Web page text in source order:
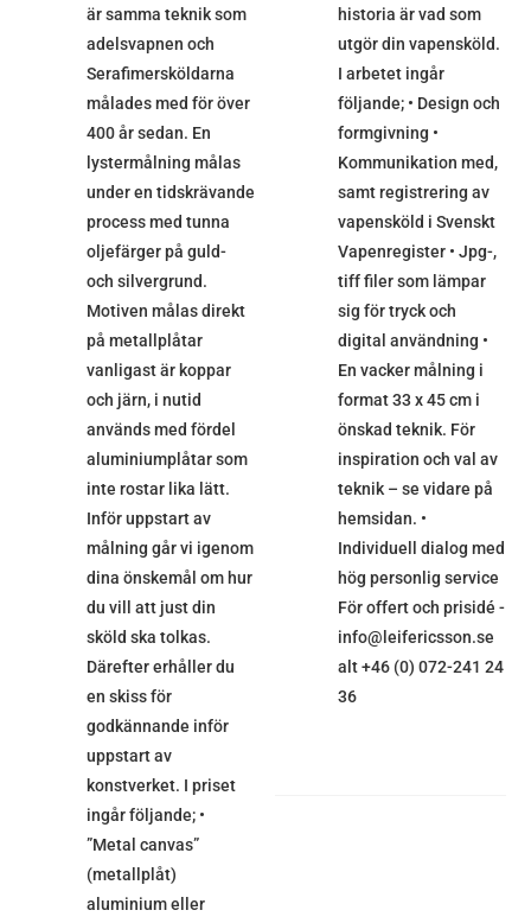
är samma teknik som
adelsvapnen och
Serafimersköldarna
målades med för över
400 år sedan. En
lystermålning målas
under en tidskrävande
process med tunna
oljefärger på guld-
och silvergrund.
Motiven målas direkt
på metallplåtar
vanligast är koppar
och järn, i nutid
används med fördel
aluminiumplåtar som
inte rostar lika lätt.
Inför uppstart av
målning går vi igenom
dina önskemål om hur
du vill att just din
sköld ska tolkas.
Därefter erhåller du
en skiss för
godkännande inför
uppstart av
konstverket. I priset
ingår följande; •
”Metal canvas”
(metallplåt)
aluminium eller
historia är vad som
utgör din vapensköld.
I arbetet ingår
följande; • Design och
formgivning •
Kommunikation med,
samt registrering av
vapensköld i Svenskt
Vapenregister • Jpg-,
tiff filer som lämpar
sig för tryck och
digital användning •
En vacker målning i
format 33 x 45 cm i
önskad teknik. För
inspiration och val av
teknik – se vidare på
hemsidan. •
Individuell dialog med
hög personlig service
För offert och prisidé -
info@leifericsson.se
alt +46 (0) 072-241 24
36